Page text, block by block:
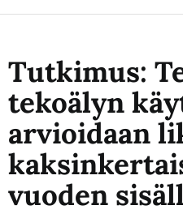
Tutkimus:
tekoälyn
arvioidaan
vuoden